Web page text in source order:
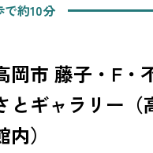
で約10分
岡市 藤子・F・
とギャラリー（
内）